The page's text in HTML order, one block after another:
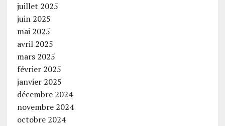
juillet 2025
juin 2025
mai 2025
avril 2025
mars 2025
février 2025
janvier 2025
décembre 2024
novembre 2024
octobre 2024